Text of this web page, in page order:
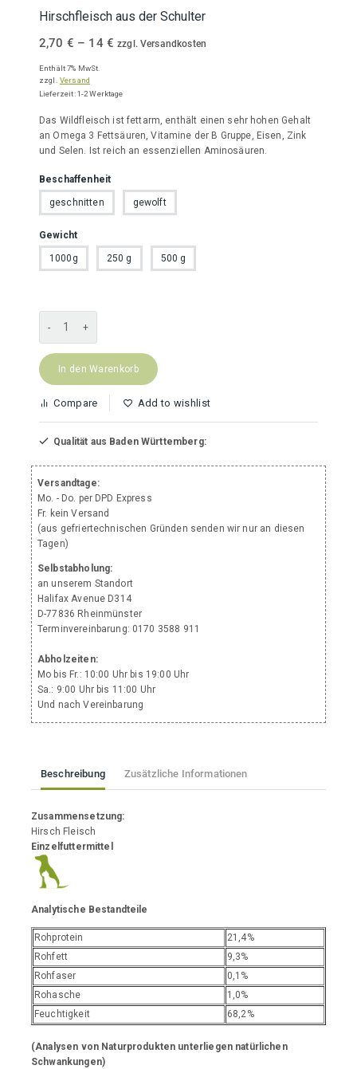
Versandtage:
Mo. - Do. per DPD Express
Fr. kein Versand
(aus gefriertechnischen Gründen senden wir nur an diesen
Tagen)
Selbstabholung:
an unserem Standort
Halifax Avenue D314
D-77836 Rheinmünster
Terminvereinbarung: 0170 3588 911
Abholzeiten:
Mo bis Fr.: 10:00 Uhr bis 19:00 Uhr
Sa.: 9:00 Uhr bis 11:00 Uhr
Und nach Vereinbarung
Hirschfleisch aus der Schulter
2,70 € – 14 €Preisspanne:
14 €
zzgl. Versandkosten
Enthält 7% MwSt.
zzgl. Versand
Lieferzeit: 1-2 Werktage
Das Wildfleisch ist fettarm, enthält einen sehr hohen Gehalt
an Omega 3 Fettsäuren, Vitamine der B Gruppe, Eisen, Zink
und Selen. Ist reich an essenziellen Aminosäuren.
Beschaffenheit
geschnitten gewolft
Gewicht
1000g 250 g 500 g
aus
Schulter
In den Warenkorb
Compare Add to wishlist
Qualität aus Baden Württemberg:
Beschreibung Zusätzliche Informationen
Zusammensetzung:
Hirsch Fleisch
Einzelfuttermittel
Analytische Bestandteile
Rohprotein
21,4%
Rohfett
9,3%
Rohfaser
0,1%
Rohasche
1,0%
Feuchtigkeit
68,2%
(Analysen von Naturprodukten unterliegen natürlichen
Schwankungen)